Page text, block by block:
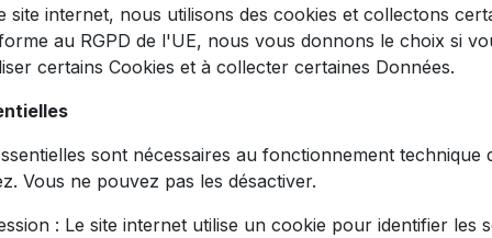
Chef Deluxe - Manuelle 2 Couteaux -
gastronomique avec notre
culinaires raffinées.
cuisines professionnelles tout en restant accessible
dans un design compact de 23,7 x 15 cm.
site internet, nous utilisons des cookies et collectons
au RGPD de l'UE, nous vous donnons le choix si
certains Cookies et à collecter certaines Données.
sont nécessaires au fonctionnement technique
Vous ne pouvez pas les désactiver.
: Le site internet utilise un cookie pour identifier les